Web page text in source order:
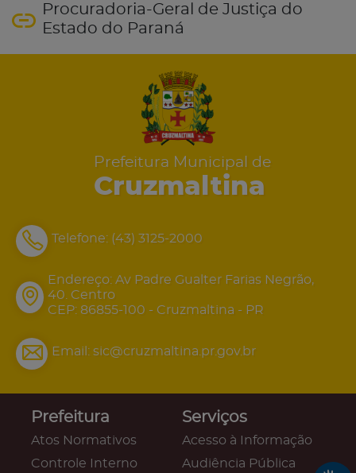
Procuradoria-Geral de Justiça do
Estado do Paraná
Prefeitura Municipal de
Cruzmaltina
Telefone: (43) 3125-2000
Endereço: Av Padre Gualter Farias Negrão,
40. Centro
CEP: 86855-100 - Cruzmaltina - PR
Email: sic@cruzmaltina.pr.gov.br
Prefeitura
Atos Normativos
Controle Interno
Serviços
Acesso à Informação
Audiência Pública